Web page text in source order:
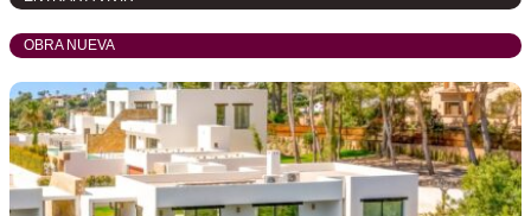
OBRA NUEVA